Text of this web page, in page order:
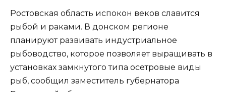
Ростовская область испокон веков славится
рыбой и раками. В донском регионе
планируют развивать индустриальное
рыбоводство, которое позволяет выращивать в
установках замкнутого типа осетровые виды
рыб, сообщил заместитель губернатора